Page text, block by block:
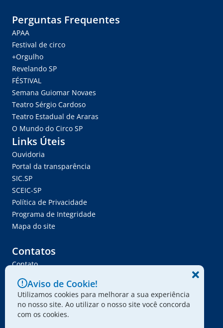
Perguntas Frequentes
APAA
Festival de circo
+Orgulho
Revelando SP
FÉSTIVAL
Semana Guiomar Novaes
Teatro Sérgio Cardoso
Teatro Estadual de Araras
O Mundo do Circo SP
Links Úteis
Ouvidoria
Portal da transparência
SIC.SP
SCEIC-SP
Política de Privacidade
Programa de Integridade
Mapa do site
Contatos
Contato
Trabalhe Conosco
Ser Fornecedor
Envie seu projeto
Aviso de Cookie!
Utilizamos cookies para melhorar a sua experiência
no nosso site. Ao utilizar o nosso site você concorda
com os cookies.